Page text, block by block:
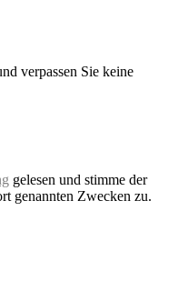
verpassen Sie keine
gelesen und stimme der
genannten Zwecken zu.